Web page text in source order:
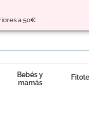
a 50€
Bebés y
mamás